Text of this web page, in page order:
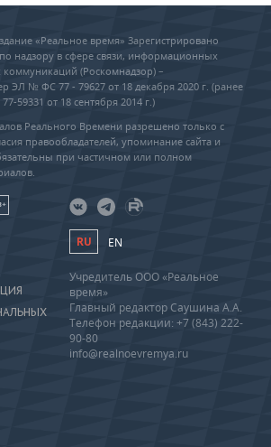
«Реальное время» Зарегистрировано
надзору в сфере связи, информационных
коммуникаций (Роскомнадзор) –
ЭЛ № ФС 77 - 79627 от 18 декабря 2020 г. (ранее
59331 от 18 сентября 2014 г.)
Реального Времени разрешено только с
правообладателей, упоминание сайта и
при частичном или полном
RU EN
Учредитель ООО «Реальное
время»
Главный редактор Саушина А.А.
Телефон редакции: +7 (843) 222-
90-80
info@realnoevremya.ru